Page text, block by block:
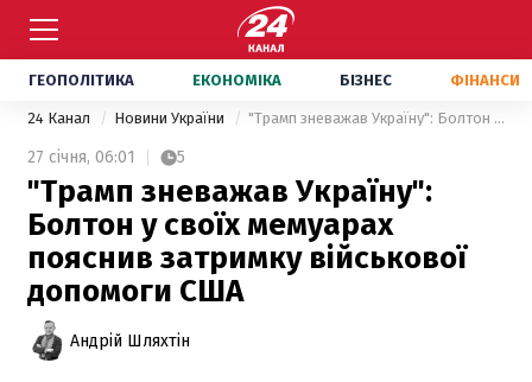
ГЕОПОЛІТИКА ЕКОНОМІКА БІЗНЕС ФІНАНСИ
24 Канал Новини України "Трамп зневажав Україну": Болтон у своїх мемуарах пояснив затримку військової допомоги США
27 січня, 06:01 5
"Трамп зневажав Україну":
Болтон у своїх мемуарах
пояснив затримку військової
допомоги США
Андрій Шляхтін